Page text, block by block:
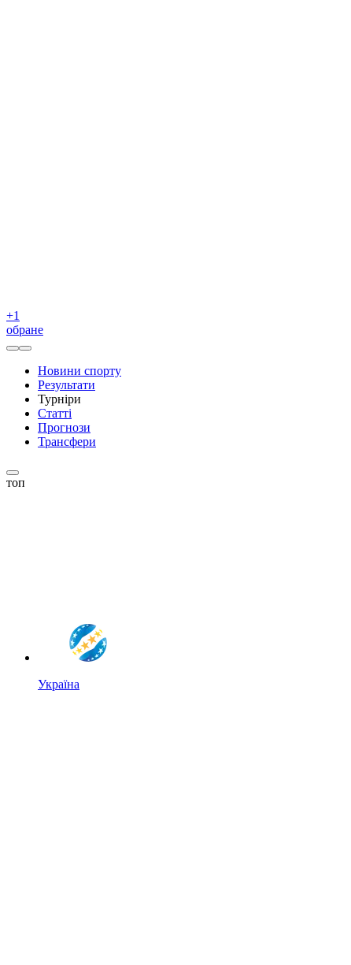
+1
обране
Новини спорту
Результати
Турніри
Статті
Прогнози
Трансфери
топ
Україна